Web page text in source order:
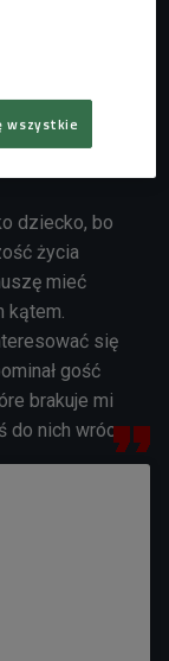
w
całej
dziecko, bo
życia
mieć
kątem.
się
gość
brakuje mi
do nich wrócę.
wszystkie